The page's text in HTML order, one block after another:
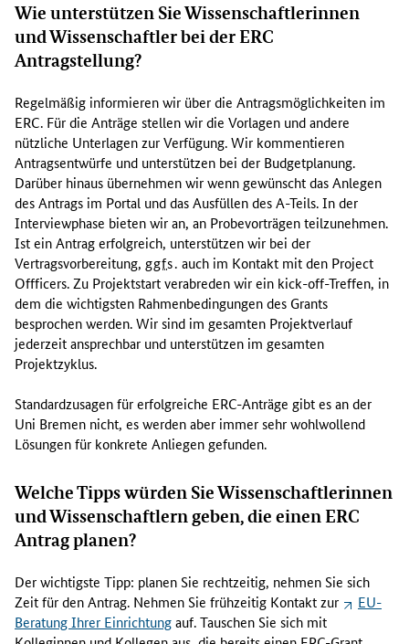
d
e
n
u
r
c
h
d
e
n
g
e
s
a
m
t
e
P
r
o
k
t
z
k
l
u
s
Wie unterstützen Sie Wissenschaftlerinnen
und Wissenschaftler bei der ERC
Antragstellung?
Regelmäßig informieren wir über die Antragsmöglichkeiten im
ERC. Für die Anträge stellen wir die Vorlagen und andere
nützliche Unterlagen zur Verfügung. Wir kommentieren
Antragsentwürfe und unterstützen bei der Budgetplanung.
Darüber hinaus übernehmen wir wenn gewünscht das Anlegen
des Antrags im Portal und das Ausfüllen des A-Teils. In der
Interviewphase bieten wir an, an Probevorträgen teilzunehmen.
Ist ein Antrag erfolgreich, unterstützen wir bei der
Vertragsvorbereitung, ggfs. auch im Kontakt mit den Project
Offficers. Zu Projektstart verabreden wir ein kick-off-Treffen, in
dem die wichtigsten Rahmenbedingungen des Grants
besprochen werden. Wir sind im gesamten Projektverlauf
jederzeit ansprechbar und unterstützen im gesamten
Projektzyklus.
Standardzusagen für erfolgreiche ERC-Anträge gibt es an der
Uni Bremen nicht, es werden aber immer sehr wohlwollend
Lösungen für konkrete Anliegen gefunden.
Welche Tipps würden Sie Wissenschaftlerinnen
und Wissenschaftlern geben, die einen ERC
Antrag planen?
Der wichtigste Tipp: planen Sie rechtzeitig, nehmen Sie sich
Zeit für den Antrag. Nehmen Sie frühzeitig Kontakt zur
EU-
Beratung Ihrer Einrichtungauf. Tauschen Sie sich mit